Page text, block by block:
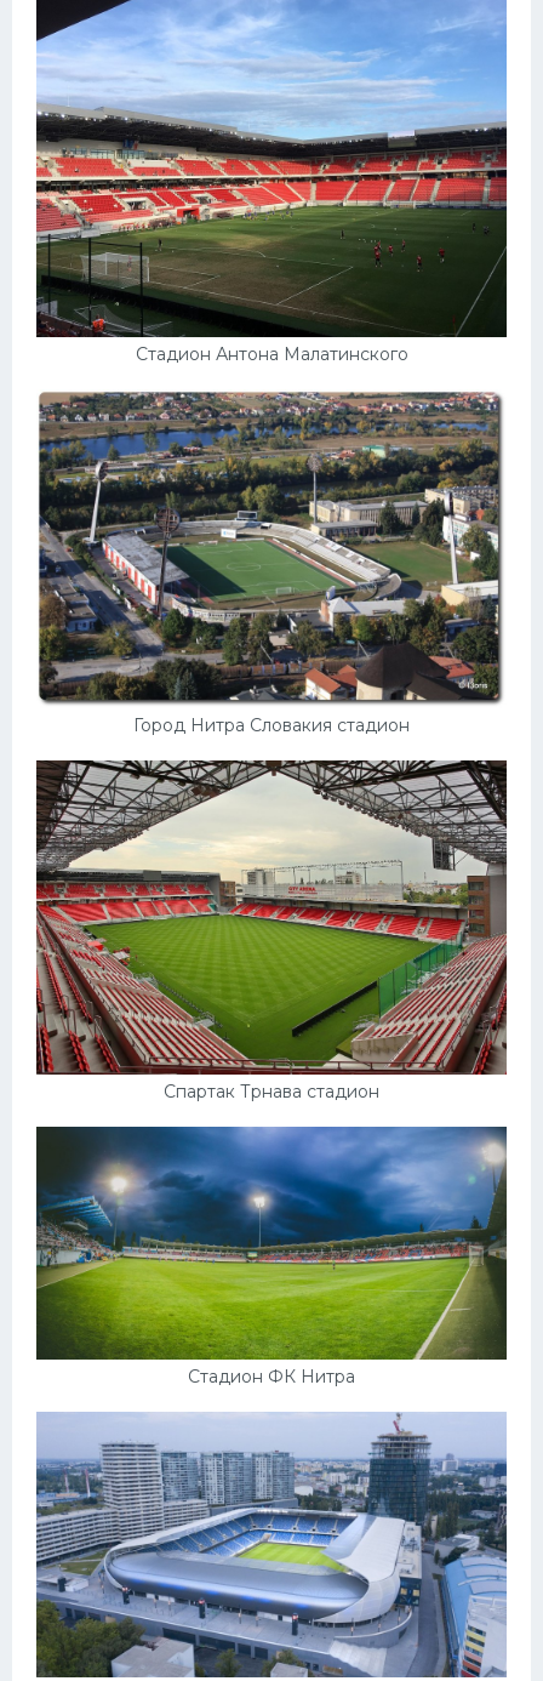
Стадион Антона Малатинского
Город Нитра Словакия стадион
Спартак Трнава стадион
Стадион ФК Нитра